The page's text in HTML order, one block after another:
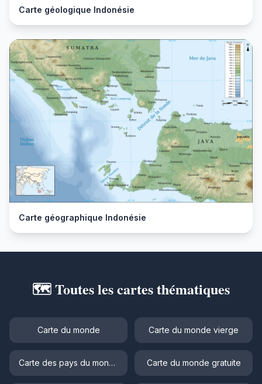
Carte géologique Indonésie
Carte géographique Indonésie
🗺️ Toutes les cartes thématiques
Carte du monde Carte du monde vierge
Carte des pays du monde Carte du monde gratuite